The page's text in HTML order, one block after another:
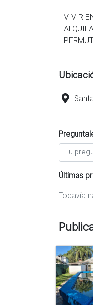
VIVIR
Últimas
Todavía